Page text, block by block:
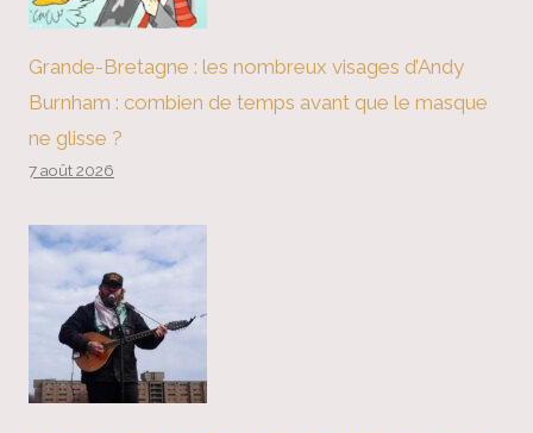
Grande-Bretagne : les nombreux visages d’Andy
Burnham : combien de temps avant que le masque
ne glisse ?
7 août 2026